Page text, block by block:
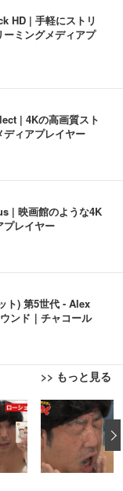
HD | 手軽にストリ
ミングメディアプ
| 4Kの高画質スト
ディアプレイヤー
| 映画館のような4K
プレイヤー
ト) 第5世代 - Alex
ンド｜チャコール
>> もっと見る
テレワーク 疲れな
パクト 約105度ロッ
座面昇降 強化ナイロ
宅ワーク H-WY01
モニター | FlexScan
USB Type-C・ホワ
ツ 薄型 レギュラー 1
枚